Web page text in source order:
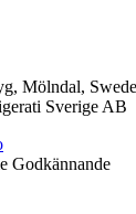
Mölndal,
Sverige AB
Godkännande